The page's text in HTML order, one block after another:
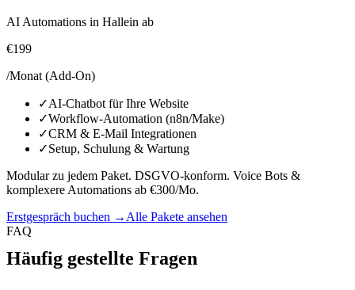
AI Automations in Hallein ab
€199
/Monat (Add-On)
✓AI-Chatbot für Ihre Website
✓Workflow-Automation (n8n/Make)
✓CRM & E-Mail Integrationen
✓Setup, Schulung & Wartung
Modular zu jedem Paket. DSGVO-konform. Voice Bots &
komplexere Automations ab €300/Mo.
Erstgespräch buchen → Alle Pakete ansehen
FAQ
Häufig gestellte Fragen